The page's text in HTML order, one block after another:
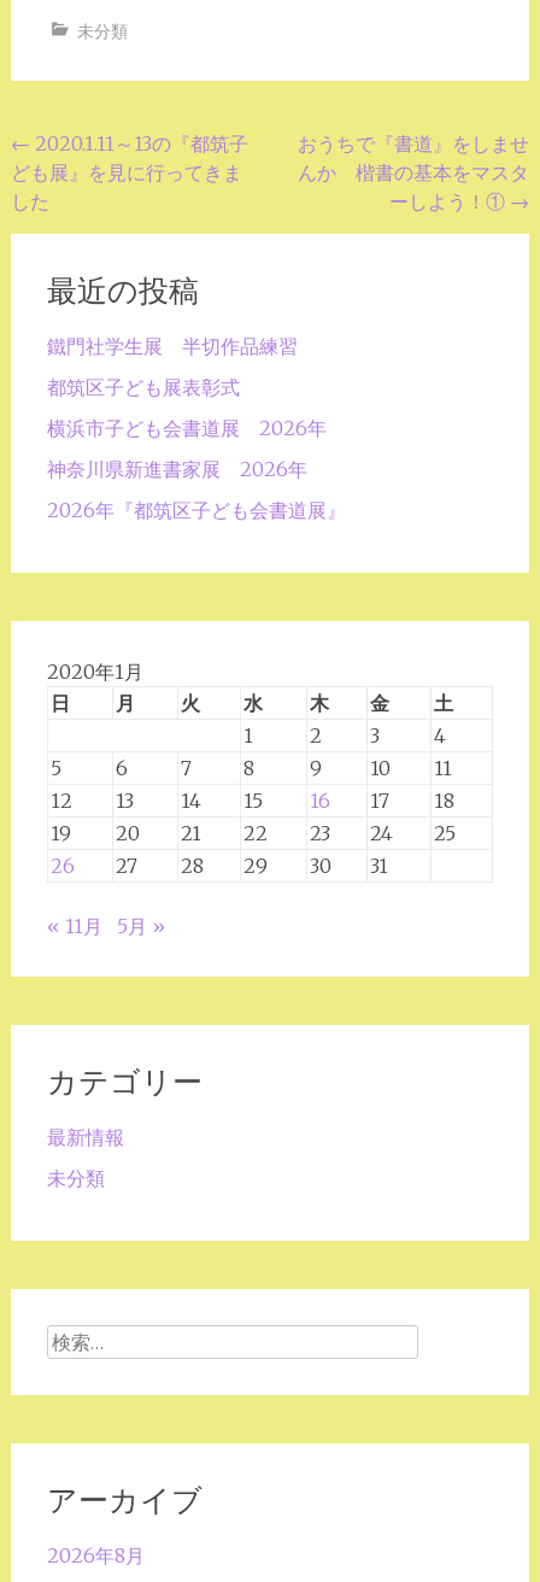
未分類
投
稿
ナ
← 2020.1.11～13の『都筑子
ども展』を見に行ってきま
した
おうちで『書道』をしませ
んか 楷書の基本をマスタ
ーしよう！① →
最近の投稿
鐵門社学生展 半切作品練習
都筑区子ども展表彰式
横浜市子ども会書道展 2026年
神奈川県新進書家展 2026年
2026年『都筑区子ども会書道展』
2020年1月
日
月 火 水 木 金
土
1
2 3
4
5
6 7 8 9 10
11
12
13 14 15 16 17
18
19
20 21 22 23 24
25
26
27 28 29 30 31
« 11月 5月 »
カテゴリー
最新情報
未分類
検
索:
アーカイブ
2026年8月